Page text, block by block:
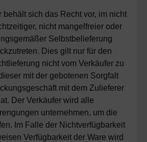
behält sich das Recht vor, im nicht
nicht mangelfreier oder
Selbstbelieferung
Dies gilt nur für den
nicht vom Verkäufer zu
mit der gebotenen Sorgfalt
mit dem Zulieferer
Der Verkäufer wird alle
unternehmen, um die
Im Falle der Nichtverfügbarkeit
Verfügbarkeit der Ware wird